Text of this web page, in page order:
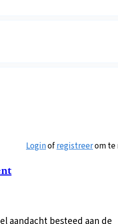
Loginofregistreerom te
aandacht besteed aan de